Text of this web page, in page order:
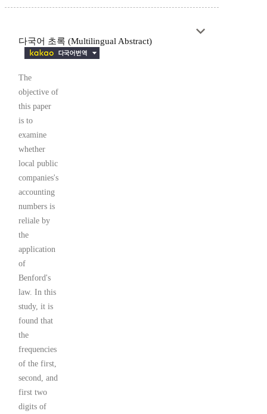
다국어 초록 (Multilingual Abstract)
The
objective of
this paper
is to
examine
whether
local public
companies's
accounting
numbers is
reliale by
the
application
of
Benford's
law. In this
study, it is
found that
the
frequencies
of the first,
second, and
first two
digits of